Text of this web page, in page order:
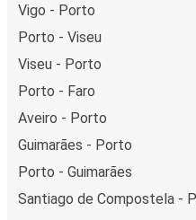
Vigo - Porto
Porto - Viseu
Viseu - Porto
Porto - Faro
Aveiro - Porto
Guimarães - Porto
Porto - Guimarães
Santiago de Compostela -